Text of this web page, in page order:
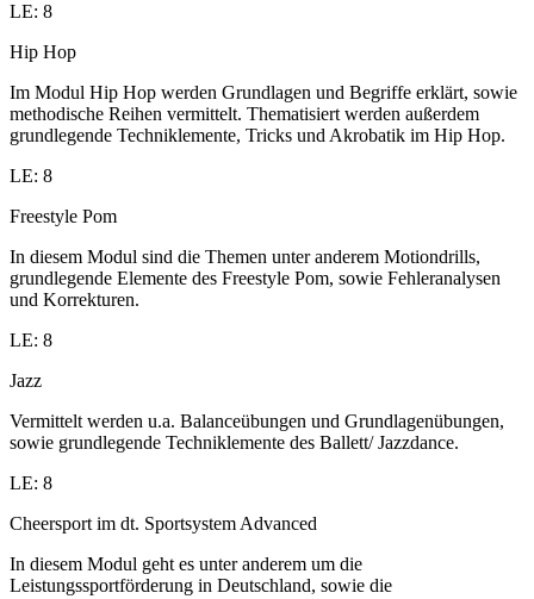
LE: 8
Hip Hop
Im Modul Hip Hop werden Grundlagen und Begriffe erklärt, sowie
methodische Reihen vermittelt. Thematisiert werden außerdem
grundlegende Techniklemente, Tricks und Akrobatik im Hip Hop.
LE: 8
Freestyle Pom
In diesem Modul sind die Themen unter anderem Motiondrills,
grundlegende Elemente des Freestyle Pom, sowie Fehleranalysen
und Korrekturen.
LE: 8
Jazz
Vermittelt werden u.a. Balanceübungen und Grundlagenübungen,
sowie grundlegende Techniklemente des Ballett/ Jazzdance.
LE: 8
Cheersport im dt. Sportsystem Advanced
In diesem Modul geht es unter anderem um die
Leistungssportförderung in Deutschland, sowie die